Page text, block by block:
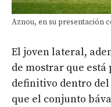
Aznou, en su presentación
El joven lateral,
de mostrar que
definitivo dentro
que el conjunto